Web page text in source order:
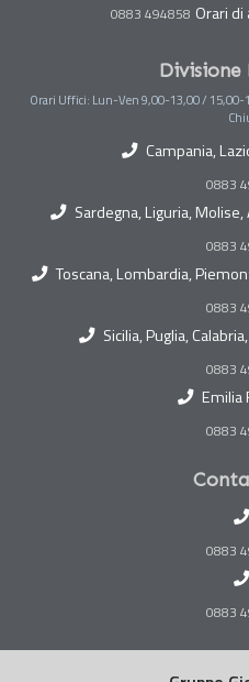
0883 494858 Orari
Orari Uffici: Lun-Ven 9,00-13,00 / 15,00-
Campania,
0883
Sardegna, Liguria,
0883
Toscana, Lombardia,
0883
Sicilia, Puglia,
0883
Emilia
0883
0883
0883